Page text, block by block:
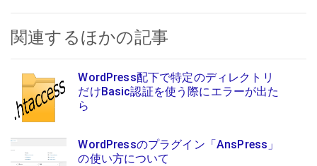
関連するほかの記事
WordPress配下で特定のディレクトリ
だけBasic認証を使う際にエラーが出た
ら
WordPressのプラグイン「AnsPress」
の使い方について